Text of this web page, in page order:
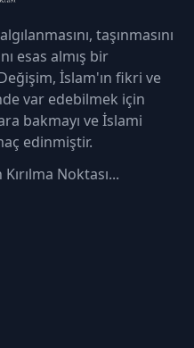
taşınmasını
esas almış bir
İslam'ın fikri ve
var edebilmek için
bakmayı ve İslami
edinmiştir.
Noktası...